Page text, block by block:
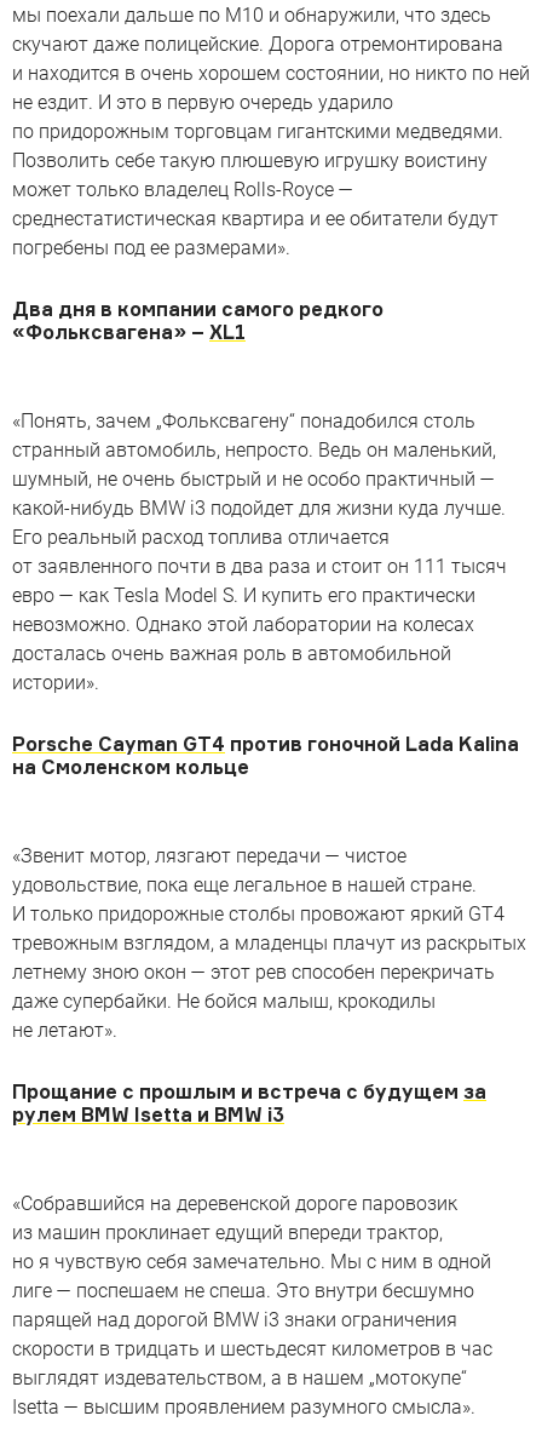
мы поехали дальше по М10 и обнаружили, что здесь
скучают даже полицейские. Дорога отремонтирована
и находится в очень хорошем состоянии, но никто по ней
не ездит. И это в первую очередь ударило
по придорожным торговцам гигантскими медведями.
Позволить себе такую плюшевую игрушку воистину
может только владелец Rolls-Royce —
среднестатистическая квартира и ее обитатели будут
погребены под ее размерами».
Два дня в компании самого редкого
«Фольксвагена» – XL1
«Понять, зачем „Фольксвагену“ понадобился столь
странный автомобиль, непросто. Ведь он маленький,
шумный, не очень быстрый и не особо практичный —
какой-нибудь BMW i3 подойдет для жизни куда лучше.
Его реальный расход топлива отличается
от заявленного почти в два раза и стоит он 111 тысяч
евро — как Tesla Model S. И купить его практически
невозможно. Однако этой лаборатории на колесах
досталась очень важная роль в автомобильной
истории».
Porsche Cayman GT4 против гоночной Lada Kalina
на Смоленском кольце
«Звенит мотор, лязгают передачи — чистое
удовольствие, пока еще легальное в нашей стране.
И только придорожные столбы провожают яркий GT4
тревожным взглядом, а младенцы плачут из раскрытых
летнему зною окон — этот рев способен перекричать
даже супербайки. Не бойся малыш, крокодилы
не летают».
Прощание с прошлым и встреча с будущем за
рулем BMW Isetta и BMW i3
«Собравшийся на деревенской дороге паровозик
из машин проклинает едущий впереди трактор,
но я чувствую себя замечательно. Мы с ним в одной
лиге — поспешаем не спеша. Это внутри бесшумно
парящей над дорогой BMW i3 знаки ограничения
скорости в тридцать и шестьдесят километров в час
выглядят издевательством, а в нашем „мотокупе“
Isetta — высшим проявлением разумного смысла».